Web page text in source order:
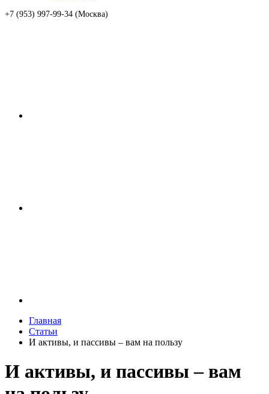
+7 (953) 997-99-34 (Москва)
Главная
Статьи
И активы, и пассивы – вам на пользу
И активы, и пассивы – вам